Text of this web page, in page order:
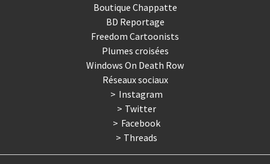
Boutique Chappatte
BD Reportage
Freedom Cartoonists
Plumes croisées
Windows On Death Row
Réseaux sociaux
Instagram
Twitter
Facebook
Threads